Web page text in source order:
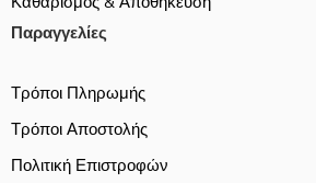
Παραγγελίες
Τρόποι Πληρωμής
Τρόποι Αποστολής
Πολιτική Επιστροφών